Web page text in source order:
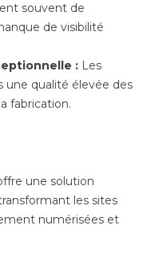
souvent de
de visibilité
: Les
une qualité élevée des
fabrication.
une solution
les sites
numérisées et